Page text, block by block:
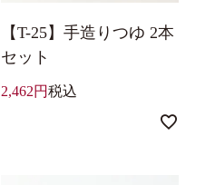
【T-25】手造りつゆ 2本
セット
2,462 税込